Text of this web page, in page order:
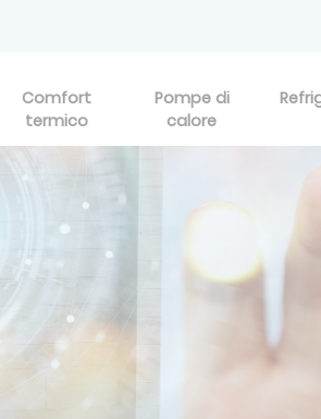
Comfort
termico
Pompe di
calore